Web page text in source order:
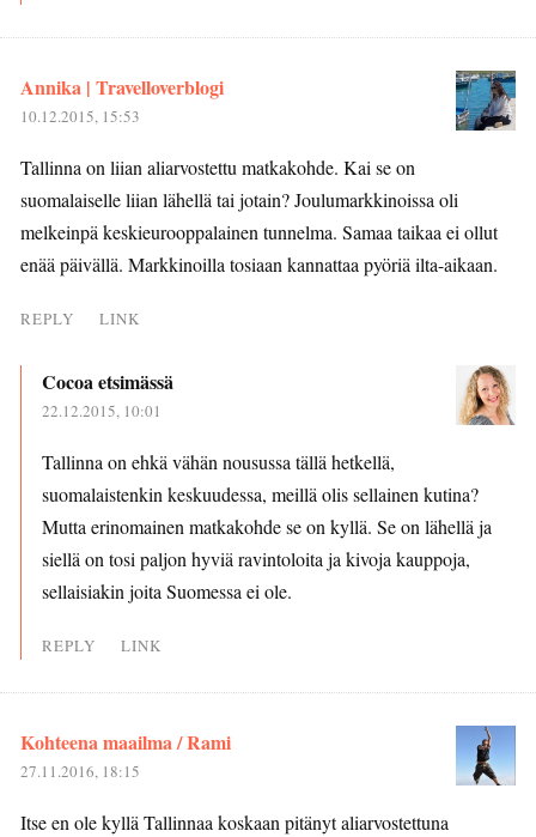
Annika | Travelloverblogi
10.12.2015, 15:53
Tallinna on liian aliarvostettu matkakohde. Kai se on
suomalaiselle liian lähellä tai jotain? Joulumarkkinoissa oli
melkeinpä keskieurooppalainen tunnelma. Samaa taikaa ei ollut
enää päivällä. Markkinoilla tosiaan kannattaa pyöriä ilta-aikaan.
REPLY LINK
Cocoa etsimässä
22.12.2015, 10:01
Tallinna on ehkä vähän nousussa tällä hetkellä,
suomalaistenkin keskuudessa, meillä olis sellainen kutina?
Mutta erinomainen matkakohde se on kyllä. Se on lähellä ja
siellä on tosi paljon hyviä ravintoloita ja kivoja kauppoja,
sellaisiakin joita Suomessa ei ole.
REPLY LINK
Kohteena maailma / Rami
27.11.2016, 18:15
Itse en ole kyllä Tallinnaa koskaan pitänyt aliarvostettuna